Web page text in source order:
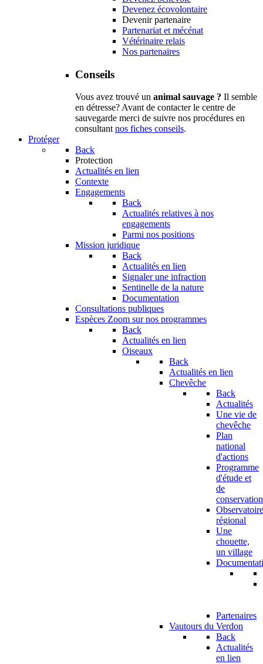
Devenez écovolontaire
Devenir partenaire
Partenariat et mécénat
Vétérinaire relais
Nos partenaires
Conseils
Vous avez trouvé un animal sauvage ? Il semble
en détresse? Avant de contacter le centre de
sauvegarde merci de suivre nos procédures en
consultantnos fiches conseils.
Protéger
Back
Protection
Actualités en lien
Contexte
Engagements
Back
Actualités relatives à nos
engagements
Parmi nos positions
Mission juridique
Back
Actualités en lien
Signaler une infraction
Sentinelle de la nature
Documentation
Consultations publiques
Espèces Zoom sur nos programmes
Back
Actualités en lien
Oiseaux
Back
Actualités en lien
Chevêche
Back
Actualités
Une vie de
chevêche
Plan
national
d'actions
Programme
d'étude et
de
conservation
Observatoire
régional
Une
chouette,
un village
Partenaires
Vautours du Verdon
Back
Actualités
en lien